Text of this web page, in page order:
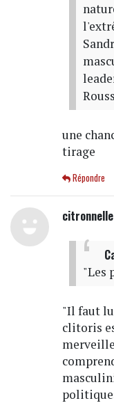
une
tirage
Répondre
"Les
"Il faut
clitoris